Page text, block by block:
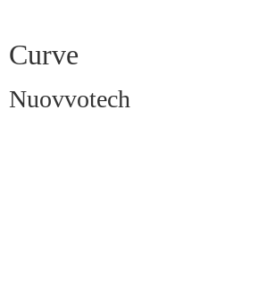
Curve
Nuovvotech